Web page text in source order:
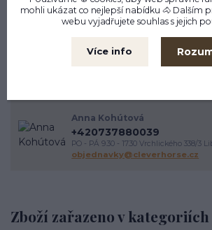
Zboží zařazeno v kategoriích
Anna Kohútová
+420737880039
PO - PÁ 9.30 - 17.30 Vrchlického 338/3
objednavky@cleverhorse.cz
mohli ukázat co nejlepší nabídku 🐴 Dalším
webu vyjadřujete souhlas s jejich
Více info